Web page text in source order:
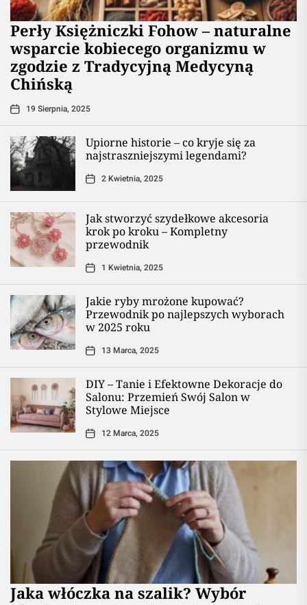
Perły Księżniczki Fohow – naturalne
wsparcie kobiecego organizmu w
zgodzie z Tradycyjną Medycyną
Chińską
19 Sierpnia, 2025
Upiorne historie – co kryje się za
najstraszniejszymi legendami?
2 Kwietnia, 2025
Jak stworzyć szydełkowe akcesoria
krok po kroku – Kompletny
przewodnik
1 Kwietnia, 2025
Jakie ryby mrożone kupować?
Przewodnik po najlepszych wyborach
w 2025 roku
13 Marca, 2025
DIY – Tanie i Efektowne Dekoracje do
Salonu: Przemień Swój Salon w
Stylowe Miejsce
12 Marca, 2025
Jaka włóczka na szalik? Wybór